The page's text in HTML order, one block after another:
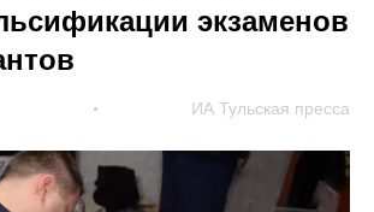
экзаменов
ИА Тульская пресса